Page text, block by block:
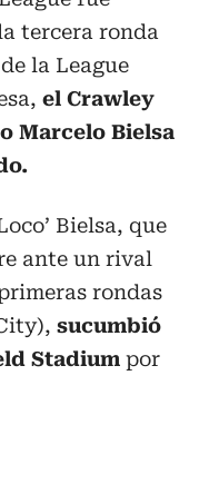
tercera ronda
la League
el Crawley
Marcelo Bielsa
Bielsa, que
ante un rival
rondas
sucumbió
Stadium por